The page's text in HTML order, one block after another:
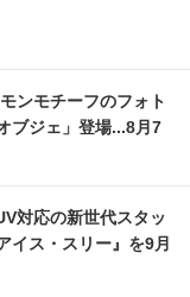
ンモチーフのフォト
ブジェ」登場...8月7
対応の新世代スタッ
イス・スリー』を9月